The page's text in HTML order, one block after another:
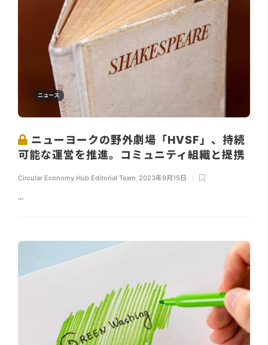
ニュース
ニューヨークの野外劇場「HVSF」、持続
可能な運営を推進。コミュニティ組織と提携
Circular Economy Hub Editorial Team 2023年9月15日
...